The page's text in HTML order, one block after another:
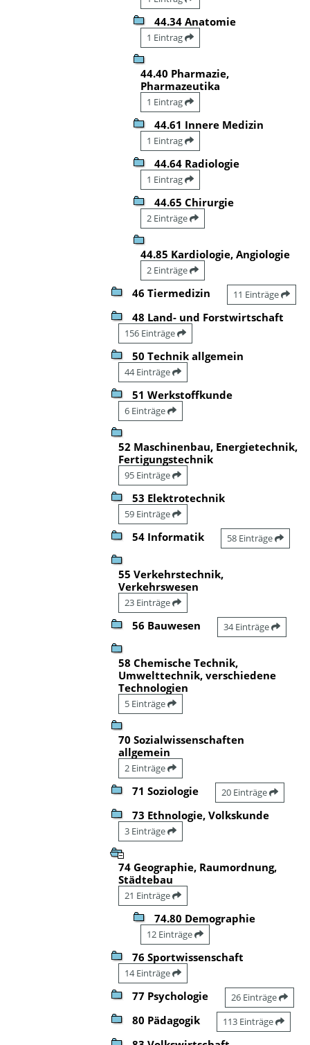
44.34 Anatomie
1 Eintrag
44.40 Pharmazie,
Pharmazeutika
1 Eintrag
44.61 Innere Medizin
1 Eintrag
44.64 Radiologie
1 Eintrag
44.65 Chirurgie
2 Einträge
44.85 Kardiologie, Angiologie
2 Einträge
46 Tiermedizin 11 Einträge
48 Land- und Forstwirtschaft
156 Einträge
50 Technik allgemein
44 Einträge
51 Werkstoffkunde
6 Einträge
52 Maschinenbau, Energietechnik,
Fertigungstechnik
95 Einträge
53 Elektrotechnik
59 Einträge
54 Informatik 58 Einträge
55 Verkehrstechnik,
Verkehrswesen
23 Einträge
56 Bauwesen 34 Einträge
58 Chemische Technik,
Umwelttechnik, verschiedene
Technologien
5 Einträge
70 Sozialwissenschaften
allgemein
2 Einträge
71 Soziologie 20 Einträge
73 Ethnologie, Volkskunde
3 Einträge
74 Geographie, Raumordnung,
Städtebau
21 Einträge
74.80 Demographie
12 Einträge
76 Sportwissenschaft
14 Einträge
77 Psychologie 26 Einträge
80 Pädagogik 113 Einträge